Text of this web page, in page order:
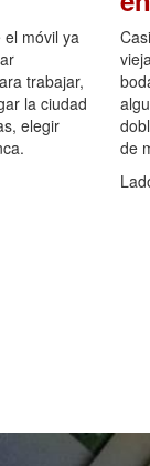
el móvil ya
trabajar,
la ciudad
elegir
de